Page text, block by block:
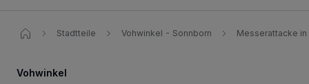
Stadtteile Vohwinkel - Sonnborn Messerattacke
Vohwinkel